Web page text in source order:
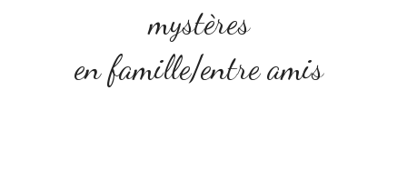
mystères
en famille/entre amis